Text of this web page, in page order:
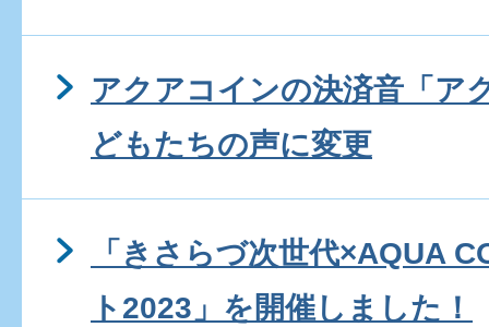
アクアコインの決済音「ア
どもたちの声に変更
「きさらづ次世代×AQUA
ト2023」を開催しました！